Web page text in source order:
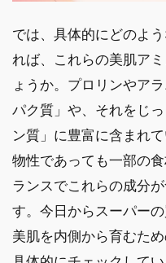
では、具体的にどのよ
れば、これらの美肌ア
ょうか。プロリンやア
パク質」や、それをじ
ン質」に豊富に含まれ
物性であっても一部の
ランスでこれらの成分
す。今日からスーパー
美肌を内側から育むた